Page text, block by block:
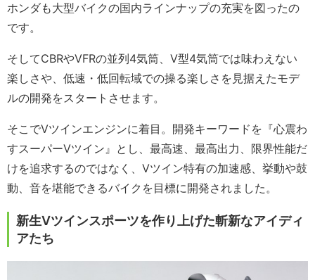
ホンダも大型バイクの国内ラインナップの充実を図ったの
です。
そしてCBRやVFRの並列4気筒、V型4気筒では味わえない
楽しさや、低速・低回転域での操る楽しさを見据えたモデ
ルの開発をスタートさせます。
そこでVツインエンジンに着目。開発キーワードを『心震わ
すスーパーVツイン』とし、最高速、最高出力、限界性能だ
けを追求するのではなく、Vツイン特有の加速感、挙動や鼓
動、音を堪能できるバイクを目標に開発されました。
新生Vツインスポーツを作り上げた斬新なアイディ
アたち